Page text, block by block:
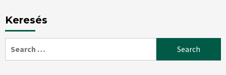
Keresés
for: